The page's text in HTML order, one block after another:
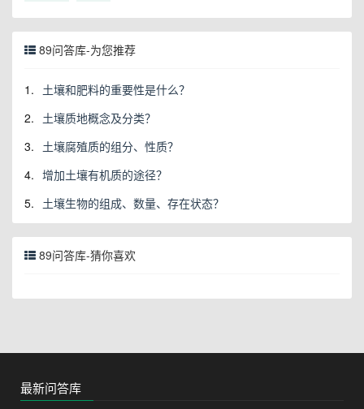
89问答库-为您推荐
1. 土壤和肥料的重要性是什么？
2. 土壤质地概念及分类？
3. 土壤腐殖质的组分、性质？
4. 增加土壤有机质的途径？
5. 土壤生物的组成、数量、存在状态？
89问答库-猜你喜欢
最新问答库